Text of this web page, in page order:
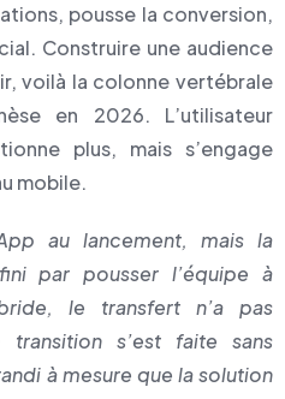
pousse la conversion,
Construire une audience
voilà la colonne vertébrale
en 2026. L’utilisateur
plus, mais s’engage
mobile.
au lancement, mais la
par pousser l’équipe à
le transfert n’a pas
transition s’est faite sans
à mesure que la solution